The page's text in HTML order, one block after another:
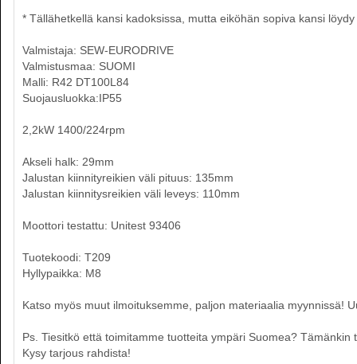
* Tällähetkellä kansi kadoksissa, mutta eiköhän sopiva kansi
Valmistaja: SEW-EURODRIVE
Valmistusmaa: SUOMI
Malli: R42 DT100L84
Suojausluokka:IP55
2,2kW 1400/224rpm
Akseli halk: 29mm
Jalustan kiinnityreikien väli pituus: 135mm
Jalustan kiinnitysreikien väli leveys: 110mm
Moottori testattu: Unitest 93406
Tuotekoodi: T209
Hyllypaikka: M8
Katso myös muut ilmoituksemme, paljon materiaalia myynnissä!
Ps. Tiesitkö että toimitamme tuotteita ympäri Suomea?
Kysy tarjous rahdista!